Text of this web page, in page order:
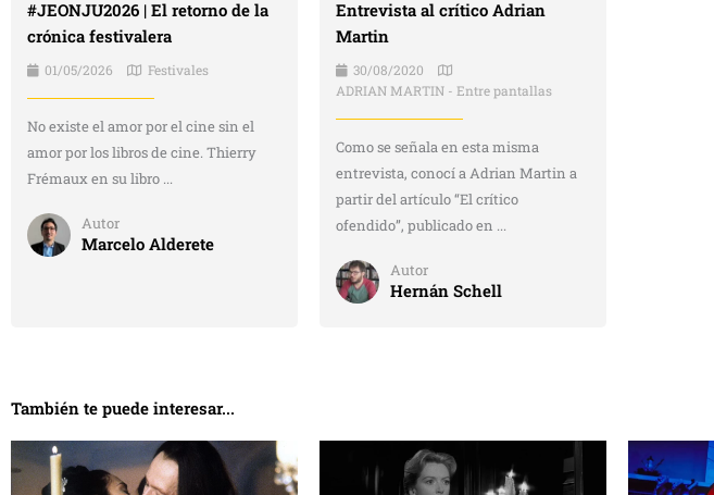
#JEONJU2026 | El retorno de la
crónica festivalera
01/05/2026 Festivales
No existe el amor por el cine sin el
amor por los libros de cine. Thierry
Frémaux en su libro ...
Autor
Marcelo Alderete
Entrevista al crítico Adrian
Martin
30/08/2020
ADRIAN MARTIN - Entre pantallas
Como se señala en esta misma
entrevista, conocí a Adrian Martin a
partir del artículo “El crítico
ofendido”, publicado en ...
Autor
Hernán Schell
También te puede interesar...